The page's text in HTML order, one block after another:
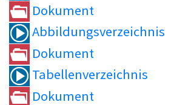
Dokument
Abbildungsverzeichnis
Dokument
Tabellenverzeichnis
Dokument